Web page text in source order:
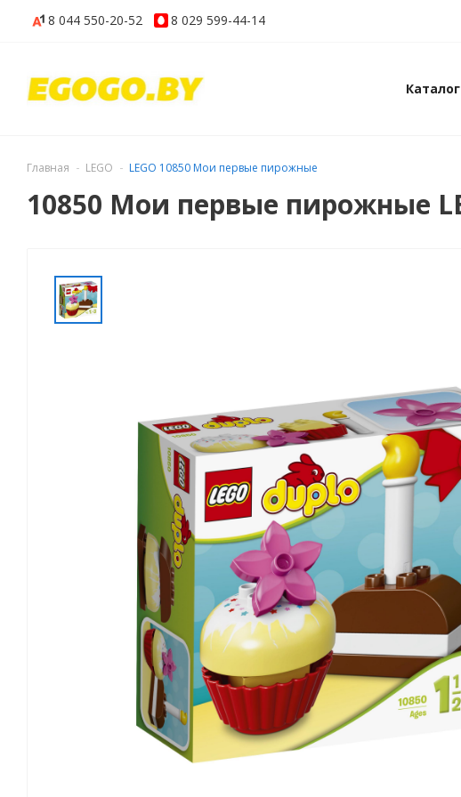
8 044 550-20-52 8 029 599-44-14
Каталог
Главная LEGO LEGO 10850 Мои первые пирожные
10850 Мои первые пирожные